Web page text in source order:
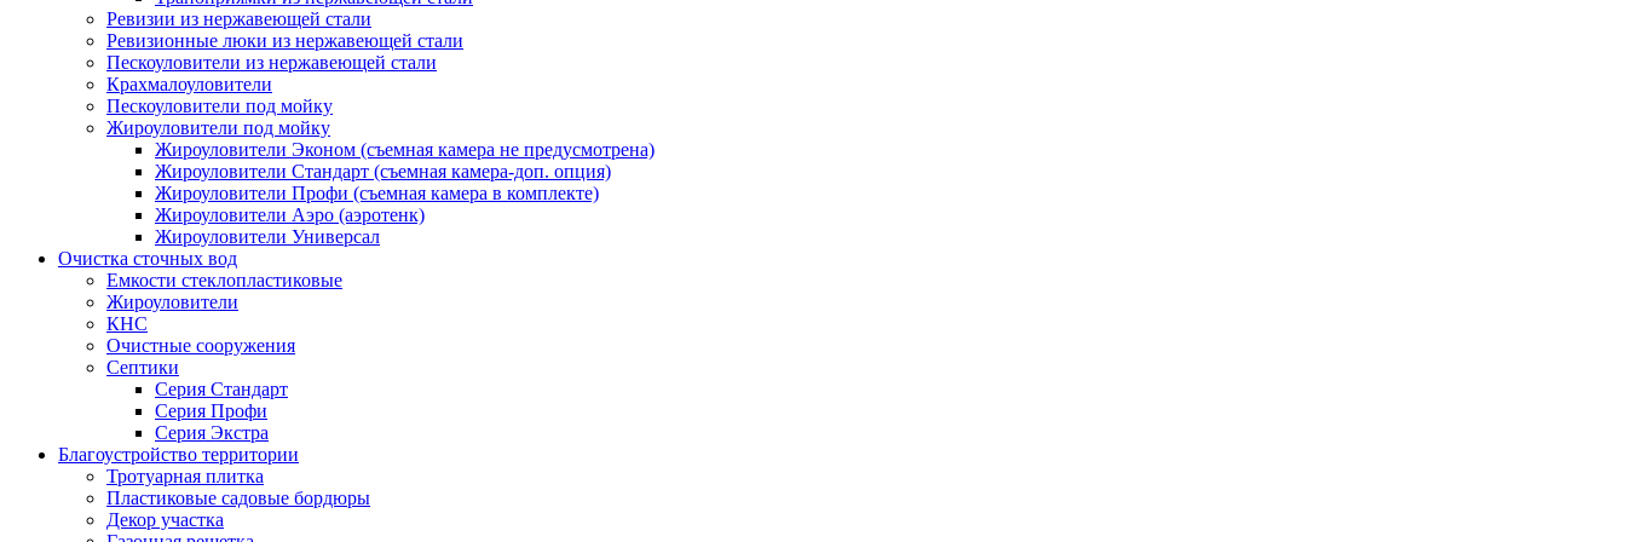
Ревизии из нержавеющей стали
Ревизионные люки из нержавеющей стали
Пескоуловители из нержавеющей стали
Крахмалоуловители
Пескоуловители под мойку
Жироуловители под мойку
Жироуловители Эконом (съемная камера не предусмотрена)
Жироуловители Стандарт (съемная камера-доп. опция)
Жироуловители Профи (съемная камера в комплекте)
Жироуловители Аэро (аэротенк)
Жироуловители Универсал
Очистка сточных вод
Емкости стеклопластиковые
Жироуловители
КНС
Очистные сооружения
Септики
Серия Стандарт
Серия Профи
Серия Экстра
Благоустройство территории
Тротуарная плитка
Пластиковые садовые бордюры
Декор участка